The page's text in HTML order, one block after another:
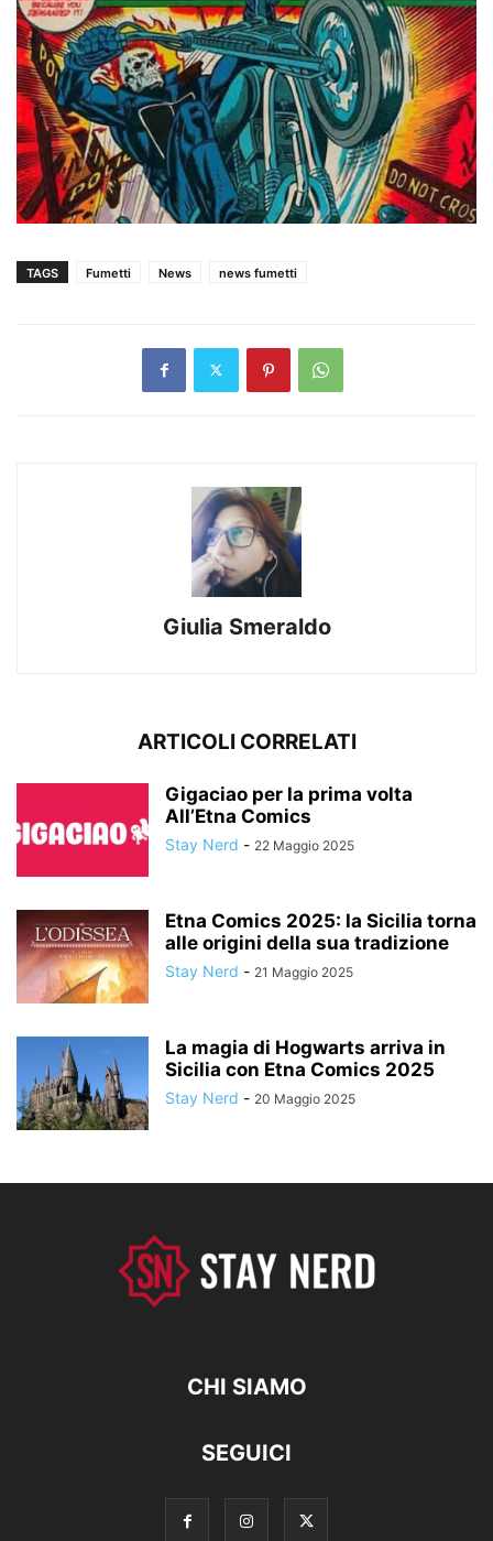
TAGS Fumetti News news fumetti
Giulia Smeraldo
ARTICOLI CORRELATI
Gigaciao per la prima volta
All’Etna Comics
Stay Nerd - 22 Maggio 2025
Etna Comics 2025: la Sicilia torna
alle origini della sua tradizione
Stay Nerd - 21 Maggio 2025
La magia di Hogwarts arriva in
Sicilia con Etna Comics 2025
Stay Nerd - 20 Maggio 2025
CHI SIAMO
SEGUICI